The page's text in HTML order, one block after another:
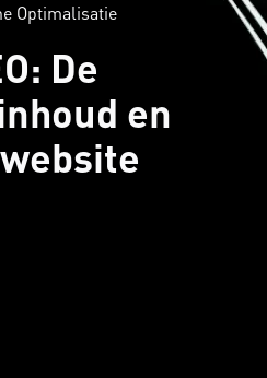
Optimalisatie
De
en